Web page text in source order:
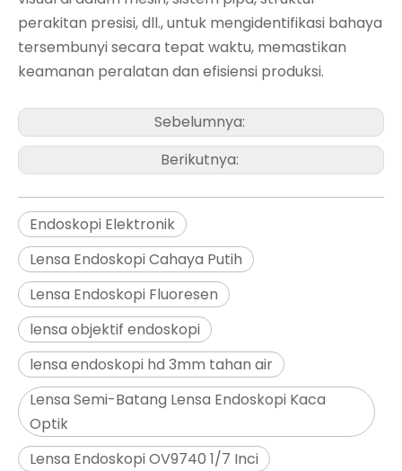
perakitan presisi, dll., untuk mengidentifikasi bahaya
tersembunyi secara tepat waktu, memastikan
keamanan peralatan dan efisiensi produksi.
Sebelumnya:
Berikutnya:
Endoskopi Elektronik
Lensa Endoskopi Cahaya Putih
Lensa Endoskopi Fluoresen
lensa objektif endoskopi
lensa endoskopi hd 3mm tahan air
Lensa Semi-Batang Lensa Endoskopi Kaca
Optik
Lensa Endoskopi OV9740 1/7 Inci